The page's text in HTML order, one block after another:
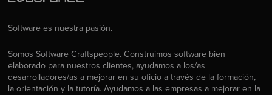
Software es nuestra pasión.
Somos Software Craftspeople. Construimos software bien
elaborado para nuestros clientes, ayudamos a los/as
desarrolladores/as a mejorar en su oficio a través de la formación,
la orientación y la tutoría. Ayudamos a las empresas a mejorar en la